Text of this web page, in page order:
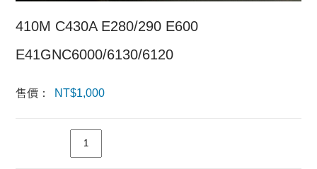
410M C430A E280/290 E600
E41GNC6000/6130/6120
售價： NT$1,000